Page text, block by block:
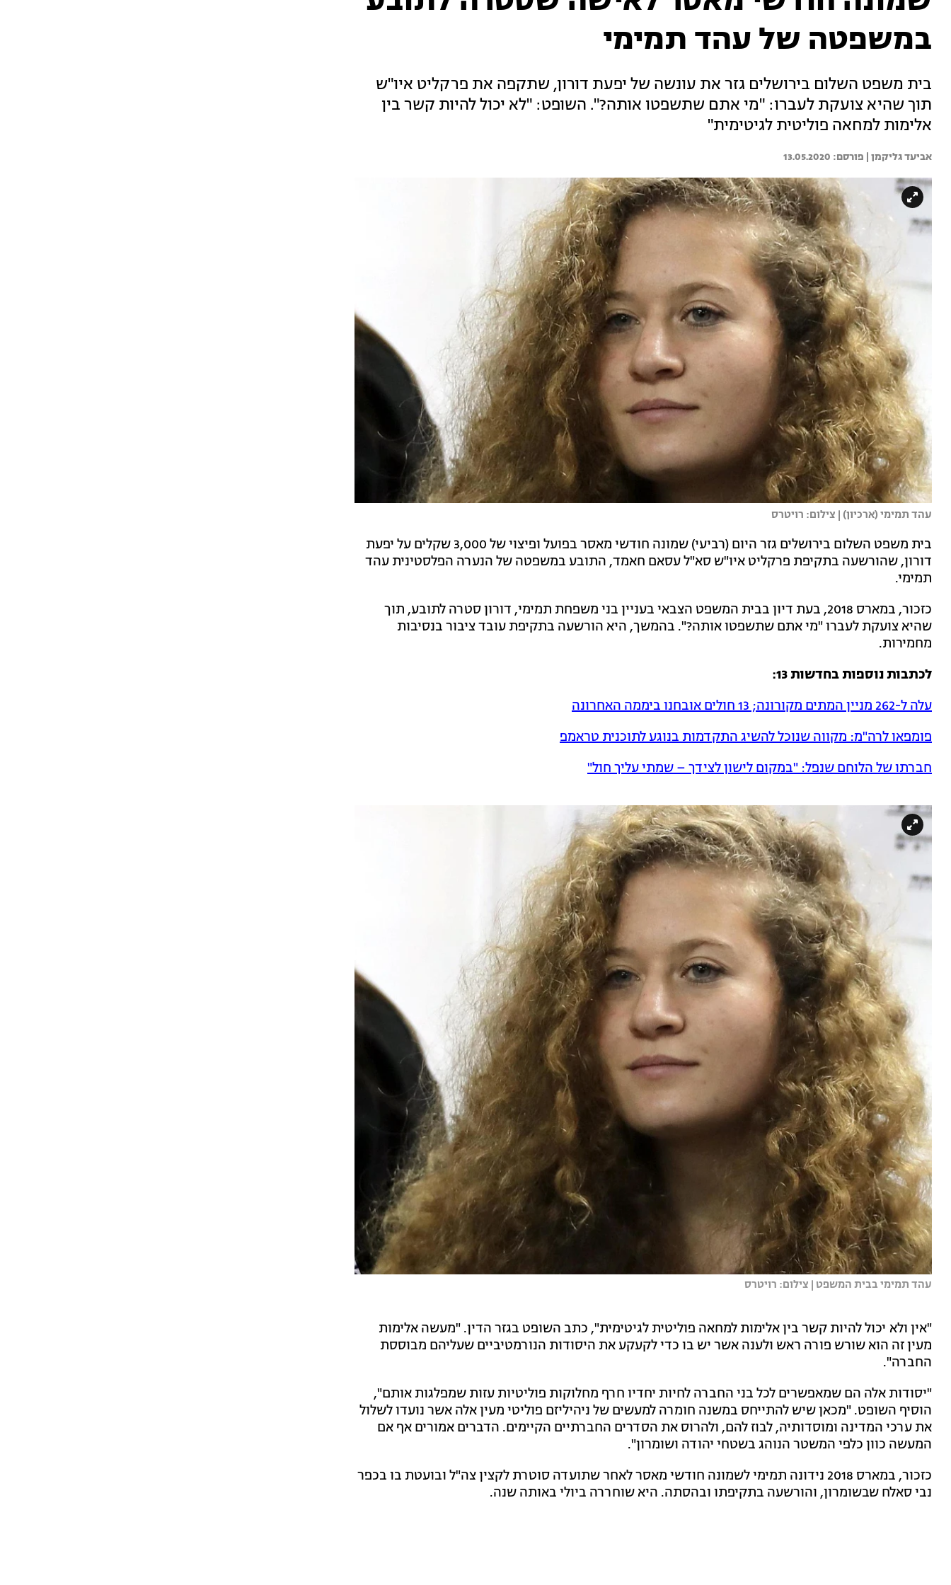
במשפטה של עהד תמימי
בית משפט השלום בירושלים גזר את עונשה של יפעת דורון, שתקפה את פרקליט איו"ש
תוך שהיא צועקת לעברו: "מי אתם שתשפטו אותה?". השופט: "לא יכול להיות קשר בין
אלימות למחאה פוליטית לגיטימית"
אביעד גליקמן | 13.05.2020
עהד תמימי (ארכיון) | צילום: רויטרס
בית משפט השלום בירושלים גזר היום (רביעי) שמונה חודשי מאסר בפועל ופיצוי של 3,000 שקלים על יפעת
דורון, שהורשעה בתקיפת פרקליט איו"ש סא"ל עסאם חאמד, התובע במשפטה של הנערה הפלסטינית עהד
תמימי.
כזכור, במארס 2018, בעת דיון בבית המשפט הצבאי בעניין בני משפחת תמימי, דורון סטרה לתובע, תוך
שהיא צועקת לעברו "מי אתם שתשפטו אותה?". בהמשך, היא הורשעה בתקיפת עובד ציבור בנסיבות
מחמירות.
לכתבות נוספות בחדשות 13:
עלה ל-262 מניין המתים מקורונה; 13 חולים אובחנו ביממה האחרונה
פומפאו לרה"מ: מקווה שנוכל להשיג התקדמות בנוגע לתוכנית טראמפ
חברתו של הלוחם שנפל: "במקום לישון לצידך – שמתי עליך חול"
עהד תמימי בבית המשפט | צילום: רויטרס
"אין ולא יכול להיות קשר בין אלימות למחאה פוליטית לגיטימית", כתב השופט בגזר הדין. "מעשה אלימות
מעין זה הוא שורש פורה ראש ולענה אשר יש בו כדי לקעקע את היסודות הנורמטיביים שעליהם מבוססת
החברה".
"יסודות אלה הם שמאפשרים לכל בני החברה לחיות יחדיו חרף מחלוקות פוליטיות עזות שמפלגות אותם",
הוסיף השופט. "מכאן שיש להתייחס במשנה חומרה למעשים של ניהיליזם פוליטי מעין אלה אשר נועדו לשלול
את ערכי המדינה ומוסדותיה, לבוז להם, ולהרוס את הסדרים החברתיים הקיימים. הדברים אמורים אף אם
המעשה כוון כלפי המשטר הנוהג בשטחי יהודה ושומרון".
כזכור, במארס 2018 נידונה תמימי לשמונה חודשי מאסר לאחר שתועדה סוטרת לקצין צה"ל ובועטת בו בכפר
נבי סאלח שבשומרון, והורשעה בתקיפתו ובהסתה. היא שוחררה ביולי באותה שנה.